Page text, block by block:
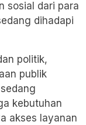
sosial dari para
dihadapi
politik,
publik
kebutuhan
akses layanan